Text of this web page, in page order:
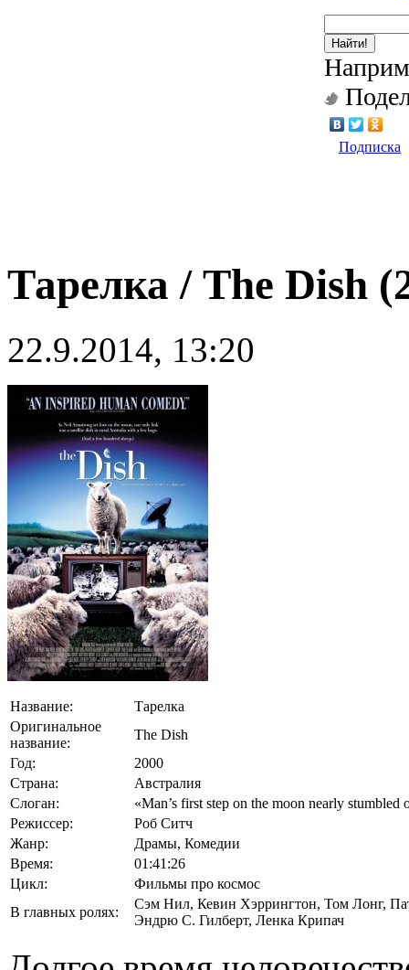
Найти!
Подписка
Тарелка / The Dish
22.9.2014, 13:20
Название:
Тарелка
Оригинальное
название:
The Dish
Год:
2000
Страна:
Австралия
Слоган:
«Man’s first step on the moon nearly stumbled
Режиссер:
Роб Ситч
Жанр:
Драмы, Комедии
Время:
01:41:26
Цикл:
Фильмы про космос
В главных ролях:
Сэм Нил, Кевин Хэррингтон, Том Лонг,
Эндрю С. Гилберт, Ленка Крипач